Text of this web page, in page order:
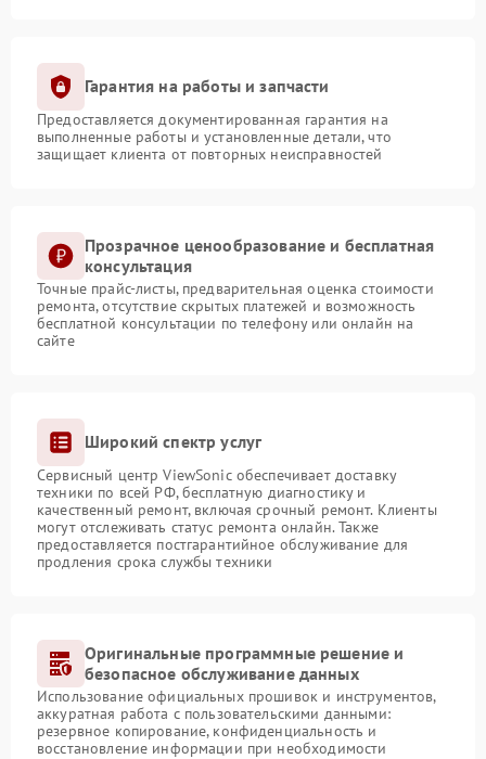
Гарантия на работы и запчасти
Предоставляется документированная гарантия на
выполненные работы и установленные детали, что
защищает клиента от повторных неисправностей
Прозрачное ценообразование и бесплатная
консультация
Точные прайс-листы, предварительная оценка стоимости
ремонта, отсутствие скрытых платежей и возможность
бесплатной консультации по телефону или онлайн на
сайте
Широкий спектр услуг
Сервисный центр ViewSonic обеспечивает доставку
техники по всей РФ, бесплатную диагностику и
качественный ремонт, включая срочный ремонт. Клиенты
могут отслеживать статус ремонта онлайн. Также
предоставляется постгарантийное обслуживание для
продления срока службы техники
Оригинальные программные решение и
безопасное обслуживание данных
Использование официальных прошивок и инструментов,
аккуратная работа с пользовательскими данными:
резервное копирование, конфиденциальность и
восстановление информации при необходимости